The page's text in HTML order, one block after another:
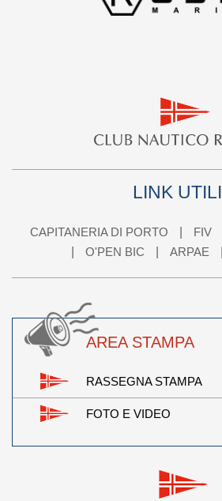
LINK UTILI
CAPITANERIA DI PORTO FIV
O'PEN BIC
ARPAE
AREA STAMPA
RASSEGNA STAMPA
FOTO E VIDEO